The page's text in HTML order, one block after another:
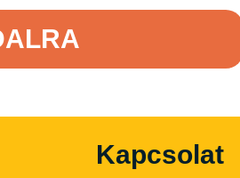
Kapcsolat